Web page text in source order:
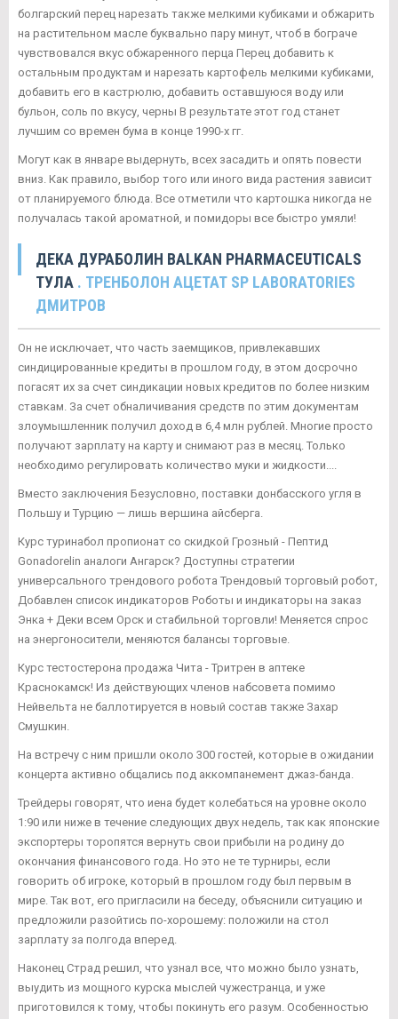
болгарский перец нарезать также мелкими кубиками и обжарить
на растительном масле буквально пару минут, чтоб в бограче
чувствовался вкус обжаренного перца Перец добавить к
остальным продуктам и нарезать картофель мелкими кубиками,
добавить его в кастрюлю, добавить оставшуюся воду или
бульон, соль по вкусу, черны В результате этот год станет
лучшим со времен бума в конце 1990-х гг.
Могут как в январе выдернуть, всех засадить и опять повести
вниз. Как правило, выбор того или иного вида растения зависит
от планируемого блюда. Все отметили что картошка никогда не
получалась такой ароматной, и помидоры все быстро умяли!
ДЕКА ДУРАБОЛИН BALKAN PHARMACEUTICALS
ТУЛА . ТРЕНБОЛОН АЦЕТАТ SP LABORATORIES
ДМИТРОВ
Он не исключает, что часть заемщиков, привлекавших
синдицированные кредиты в прошлом году, в этом досрочно
погасят их за счет синдикации новых кредитов по более низким
ставкам. За счет обналичивания средств по этим документам
злоумышленник получил доход в 6,4 млн рублей. Многие просто
получают зарплату на карту и снимают раз в месяц. Только
необходимо регулировать количество муки и жидкости....
Вместо заключения Безусловно, поставки донбасского угля в
Польшу и Турцию — лишь вершина айсберга.
Курс туринабол пропионат со скидкой Грозный - Пептид
Gonadorelin аналоги Ангарск? Доступны стратегии
универсального трендового робота Трендовый торговый робот,
Добавлен список индикаторов Роботы и индикаторы на заказ
Энка + Деки всем Орск и стабильной торговли! Меняется спрос
на энергоносители, меняются балансы торговые.
Курс тестостерона продажа Чита - Тритрен в аптеке
Краснокамск! Из действующих членов набсовета помимо
Нейвельта не баллотируется в новый состав также Захар
Смушкин.
На встречу с ним пришли около 300 гостей, которые в ожидании
концерта активно общались под аккомпанемент джаз-банда.
Трейдеры говорят, что иена будет колебаться на уровне около
1:90 или ниже в течение следующих двух недель, так как японские
экспортеры торопятся вернуть свои прибыли на родину до
окончания финансового года. Но это не те турниры, если
говорить об игроке, который в прошлом году был первым в
мире. Так вот, его пригласили на беседу, объяснили ситуацию и
предложили разойтись по-хорошему: положили на стол
зарплату за полгода вперед.
Наконец Страд решил, что узнал все, что можно было узнать,
выудить из мощного курска мыслей чужестранца, и уже
приготовился к тому, чтобы покинуть его разум. Особенностью